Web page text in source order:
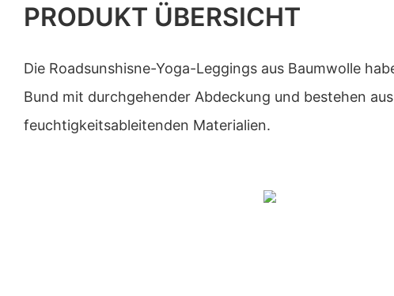
PRODUKT ÜBERSICHT
Die Roadsunshisne-Yoga-Leggings aus Baumwolle
Bund mit durchgehender Abdeckung und bestehen
feuchtigkeitsableitenden Materialien.